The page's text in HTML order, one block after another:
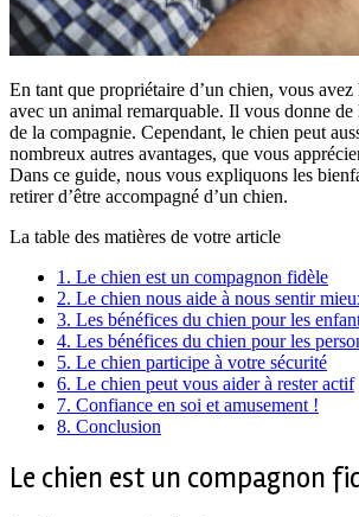
En tant que propriétaire d’un chien, vous
avec un animal remarquable. Il vous donne de
de la compagnie. Cependant, le chien peut
nombreux autres avantages, que vous
Dans ce guide, nous vous expliquons les
retirer d’être accompagné d’un chien.
La table des matières de votre article
1. Le chien est un compagnon fidèle
2. Le chien nous aide à nous sentir
3. Les bénéfices du chien pour les
4. Les bénéfices du chien pour les
5. Le chien participe à votre sécurité
6. Le chien peut vous aider à rester actif
7. Confiance en soi et amusement !
8. Conclusion
Le chien est un compagnon